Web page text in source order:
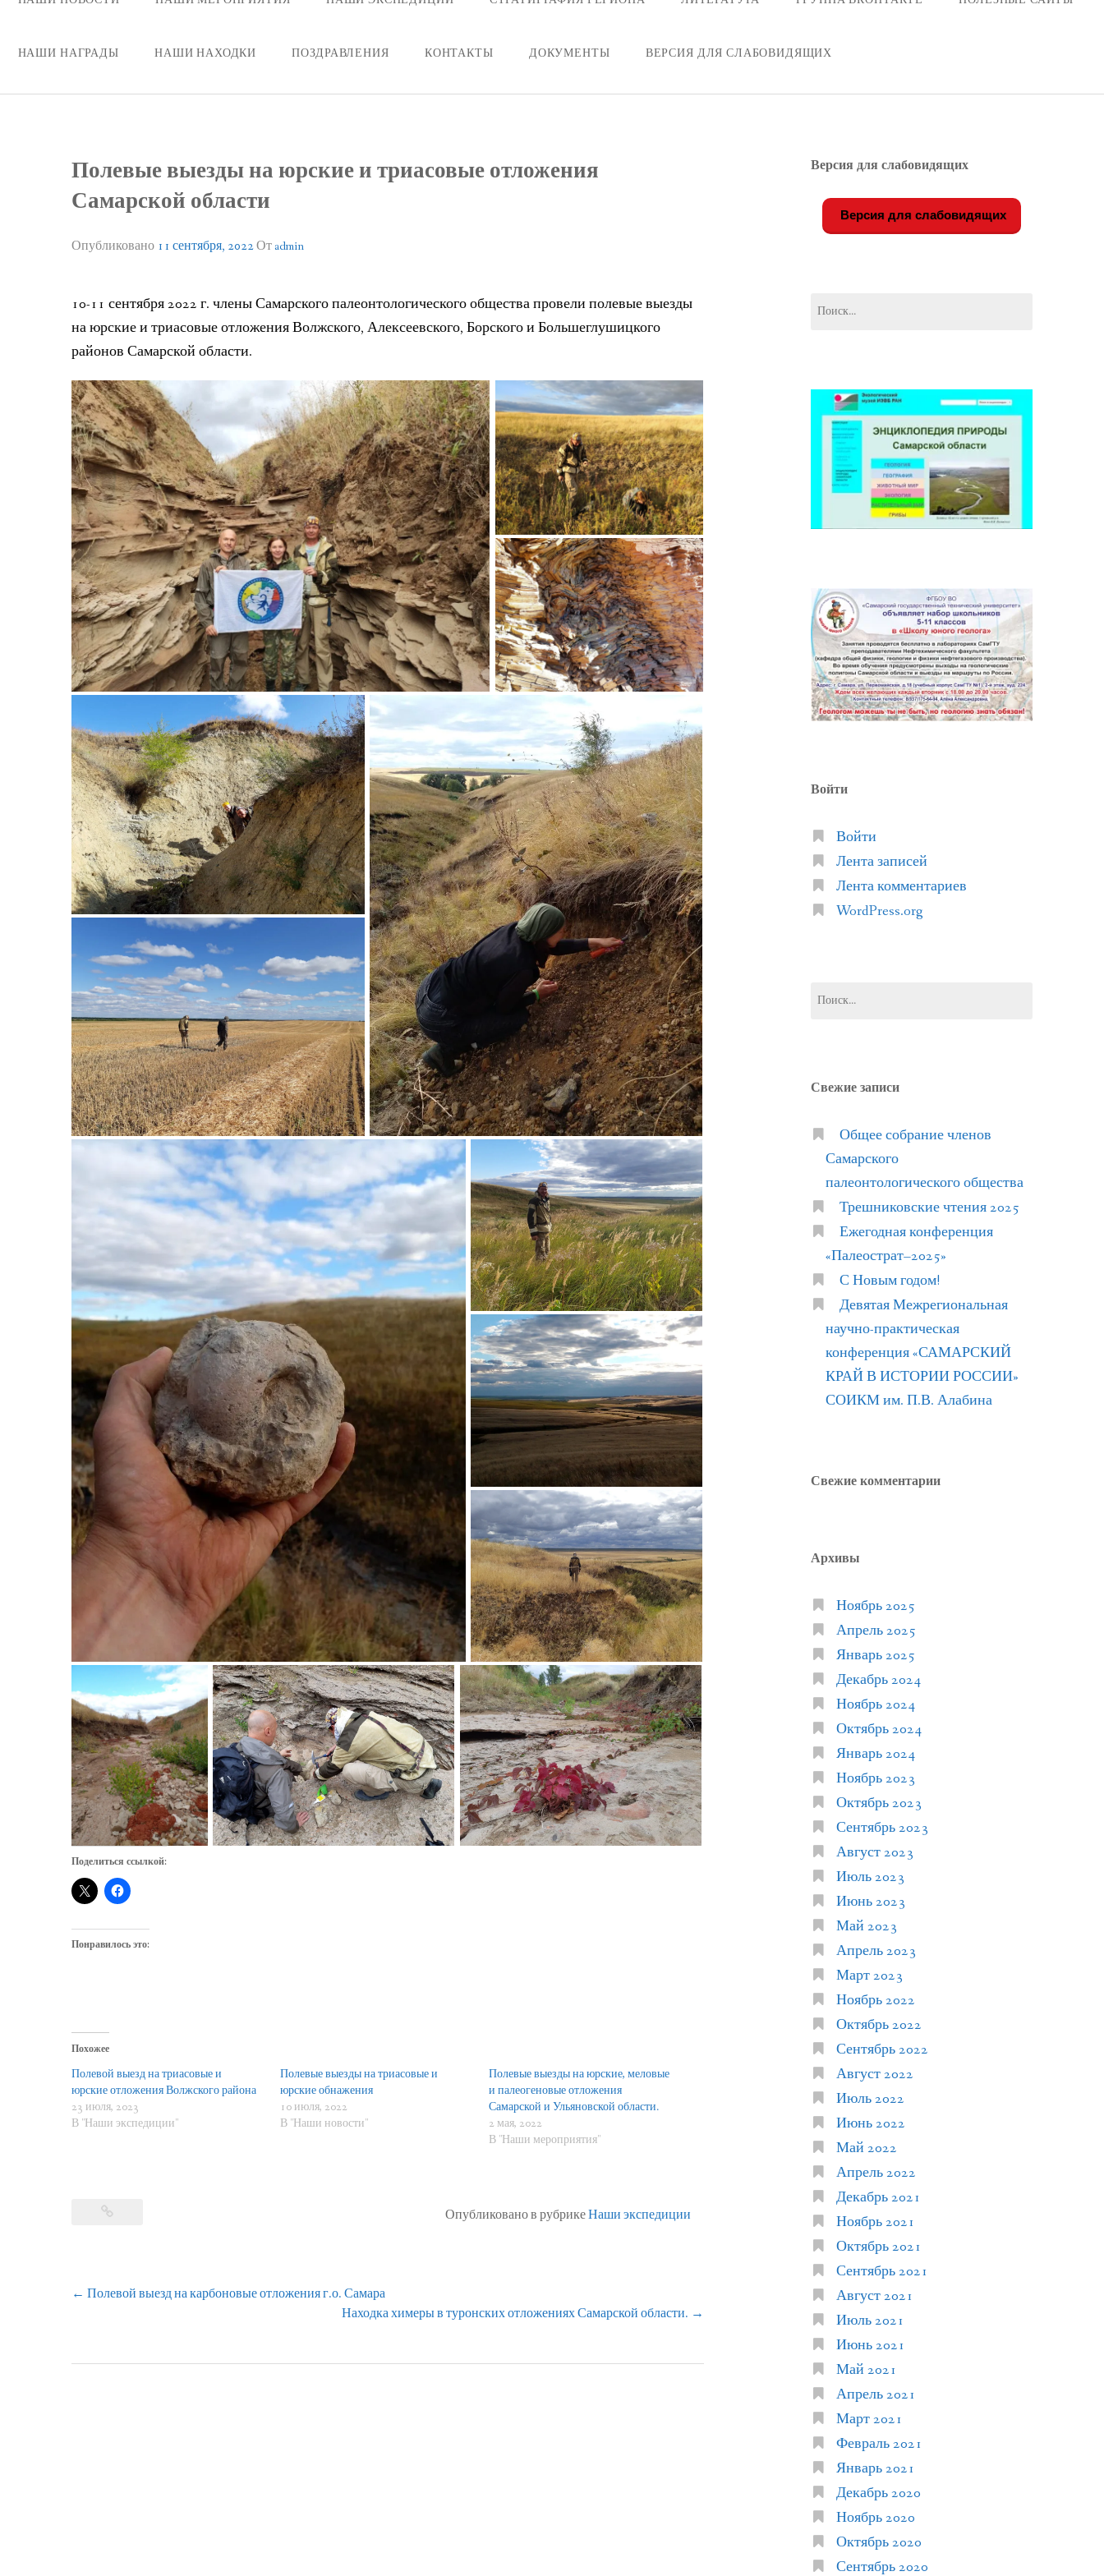
НАШИ НАГРАДЫ НАШИ НАХОДКИ ПОЗДРАВЛЕНИЯ КОНТАКТЫ ДОКУМЕНТЫ ВЕРСИЯ ДЛЯ СЛАБОВИДЯЩИХ
Полевые выезды на юрские и триасовые отложения
Самарской области
Опубликовано 11 сентября, 2022От admin
10-11 сентября 2022 г. члены Самарского палеонтологического общества провели полевые выезды
на юрские и триасовые отложения Волжского, Алексеевского, Борского и Большеглушицкого
районов Самарской области.
Поделиться ссылкой:
Понравилось это:
Похожее
Полевой выезд на триасовые и
юрские отложения Волжского района
23 июля, 2023
В "Наши экспедиции"
Полевые выезды на триасовые и
юрские обнажения
10 июля, 2022
В "Наши новости"
Полевые выезды на юрские, меловые
и палеогеновые отложения
Самарской и Ульяновской области.
2 мая, 2022
В "Наши мероприятия"
Опубликовано в рубрикеНаши экспедиции
Навигация
← Полевой выезд на карбоновые отложения г.о. Самара
Находка химеры в туронских отложениях Самарской области. →
Версия для слабовидящих
Версия для слабовидящих
Войти
Войти
Лента записей
Лента комментариев
WordPress.org
Свежие записи
Общее собрание членов
Самарского
палеонтологического общества
Трешниковские чтения 2025
Ежегодная конференция
«Палеострат–2025»
С Новым годом!
Девятая Межрегиональная
научно-практическая
конференция «САМАРСКИЙ
КРАЙ В ИСТОРИИ РОССИИ»
СОИКМ им. П.В. Алабина
Свежие комментарии
Архивы
Ноябрь 2025
Апрель 2025
Январь 2025
Декабрь 2024
Ноябрь 2024
Октябрь 2024
Январь 2024
Ноябрь 2023
Октябрь 2023
Сентябрь 2023
Август 2023
Июль 2023
Июнь 2023
Май 2023
Апрель 2023
Март 2023
Ноябрь 2022
Октябрь 2022
Сентябрь 2022
Август 2022
Июль 2022
Июнь 2022
Май 2022
Апрель 2022
Декабрь 2021
Ноябрь 2021
Октябрь 2021
Сентябрь 2021
Август 2021
Июль 2021
Июнь 2021
Май 2021
Апрель 2021
Март 2021
Февраль 2021
Январь 2021
Декабрь 2020
Ноябрь 2020
Октябрь 2020
Сентябрь 2020